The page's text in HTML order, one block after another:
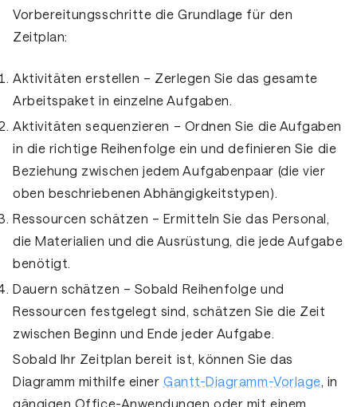
Vorbereitungsschritte die Grundlage für den
Zeitplan:
Aktivitäten erstellen – Zerlegen Sie das gesamte
Arbeitspaket in einzelne Aufgaben.
Aktivitäten sequenzieren – Ordnen Sie die Aufgaben
in die richtige Reihenfolge ein und definieren Sie die
Beziehung zwischen jedem Aufgabenpaar (die vier
oben beschriebenen Abhängigkeitstypen).
Ressourcen schätzen – Ermitteln Sie das Personal,
die Materialien und die Ausrüstung, die jede Aufgabe
benötigt.
Dauern schätzen – Sobald Reihenfolge und
Ressourcen festgelegt sind, schätzen Sie die Zeit
zwischen Beginn und Ende jeder Aufgabe.
Sobald Ihr Zeitplan bereit ist, können Sie das
Diagramm mithilfe einer Gantt-Diagramm-Vorlage, in
gängigen Office-Anwendungen oder mit einem